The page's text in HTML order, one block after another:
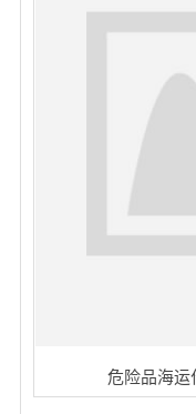
危险品海运